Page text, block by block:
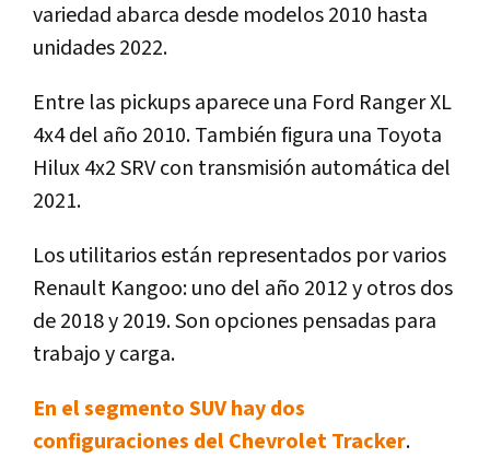
variedad abarca desde modelos 2010 hasta
unidades 2022.
Entre las pickups aparece una Ford Ranger XL
4x4 del año 2010. También figura una Toyota
Hilux 4x2 SRV con transmisión automática del
2021.
Los utilitarios están representados por varios
Renault Kangoo: uno del año 2012 y otros dos
de 2018 y 2019. Son opciones pensadas para
trabajo y carga.
En el segmento SUV hay dos
configuraciones del Chevrolet Tracker.